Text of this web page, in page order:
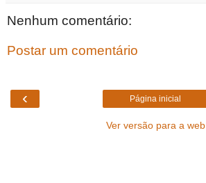
Nenhum comentário:
Postar um comentário
‹ Página inicial
Ver versão para a web